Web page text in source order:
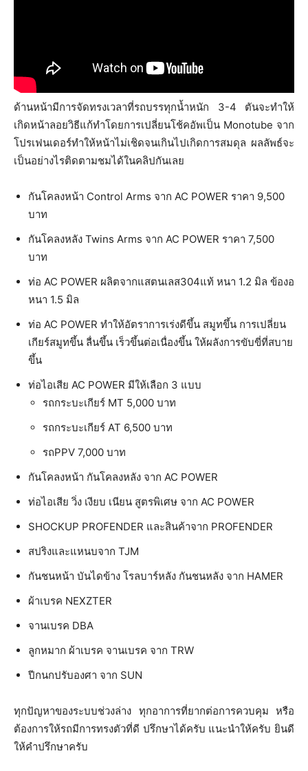
ด้านหน้ามีการจัดทรงเวลาที่รถบรรทุกน้ำหนัก 3-4 ตันจะทำให้
เกิดหน้าลอยวิธีแก้ทำโดยการเปลี่ยนโช้คอัพเป็น Monotube จาก
โปรเฟนเดอร์ทำให้หน้าไม่เชิดจนเกินไปเกิดการสมดุล ผลลัพธ์จะ
เป็นอย่างไรติดตามชมได้ในคลิปกันเลย
กันโคลงหน้า Control Arms จาก AC POWER ราคา 9,500
บาท
กันโคลงหลัง Twins Arms จาก AC POWER ราคา 7,500
บาท
ท่อ AC POWER ผลิตจากแสตนเลส304แท้ หนา 1.2 มิล ข้องอ
หนา 1.5 มิล
ท่อ AC POWER ทำให้อัตราการเร่งดีขึ้น สมูทขึ้น การเปลี่ยน
เกียร์สมูทขึ้น ลื่นขึ้น เร็วขึ้นต่อเนื่องขึ้น ให้ผลังการขับขี่ที่สบาย
ขึ้น
ท่อไอเสีย AC POWER มีให้เลือก 3 แบบ
รถกระบะเกียร์ MT 5,000 บาท
รถกระบะเกียร์ AT 6,500 บาท
รถPPV 7,000 บาท
กันโคลงหน้า กันโคลงหลัง จาก AC POWER
ท่อไอเสีย วิ่ง เงียบ เนียน สูตรพิเศษ จาก AC POWER
SHOCKUP PROFENDER และสินค้าจาก PROFENDER
สปริงและแหนบจาก TJM
กันชนหน้า บันไดข้าง โรลบาร์หลัง กันชนหลัง จาก HAMER
ผ้าเบรค NEXZTER
จานเบรค DBA
ลูกหมาก ผ้าเบรค จานเบรค จาก TRW
ปีกนกปรับองศา จาก SUN
ทุกปัญหาของระบบช่วงล่าง ทุกอาการที่ยากต่อการควบคุม หรือ
ต้องการให้รถมีการทรงตัวที่ดี ปรึกษาได้ครับ แนะนำให้ครับ ยินดี
ให้คำปรึกษาครับ